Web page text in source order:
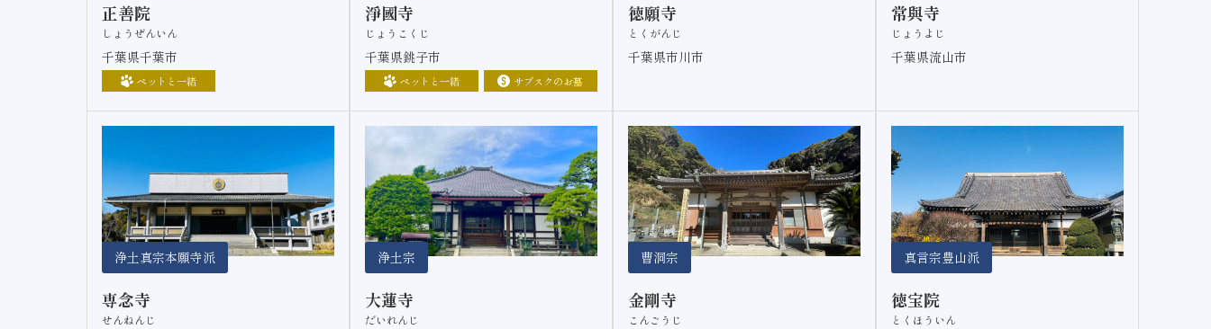
正善院
しょうぜんいん
千葉県千葉市
ペットと一緒
淨國寺
じょうこくじ
千葉県銚子市
ペットと一緒 サブスクのお墓
徳願寺
とくがんじ
千葉県市川市
常與寺
じょうよじ
千葉県流山市
浄土真宗本願寺派
専念寺
せんねんじ
浄土宗
大蓮寺
だいれんじ
曹洞宗
金剛寺
こんごうじ
真言宗豊山派
徳宝院
とくほういん